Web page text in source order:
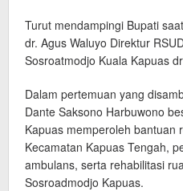
Turut mendampingi Bupati
dr. Agus Waluyo Direktur
Sosroatmodjo Kuala Kapuas
Dalam pertemuan yang
Dante Saksono Harbuwono
Kapuas memperoleh bantuan
Kecamatan Kapuas Tengah,
ambulans, serta rehabilitasi
Sosroadmodjo Kapuas.